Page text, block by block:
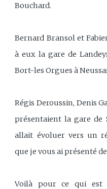
Bouchard.
Bernard Bransol et
à eux la gare de
Bort-les Orgues à
Régis Deroussin, Denis
présentaient la gare de
allait évoluer vers un
que je vous ai présenté
Voilà pour ce qui est